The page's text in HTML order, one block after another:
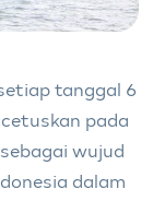
tanggal 6
pada
wujud
dalam